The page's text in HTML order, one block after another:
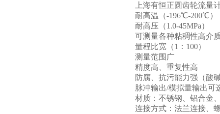
上海有恒正圆齿轮流量
耐高温（-196℃-200℃）
耐高压（1.0-45MPa）
可测量各种粘稠性高介
量程比宽（1：100）
测量范围广
精度高、重复性高
防腐、抗污能力强（酸
脉冲输出/模拟量输出可
材质：不锈钢、铝合金
连接方式：法兰连接、